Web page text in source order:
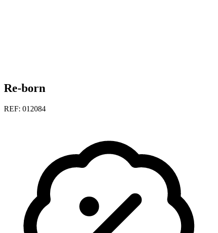
Re-born
REF: 012084